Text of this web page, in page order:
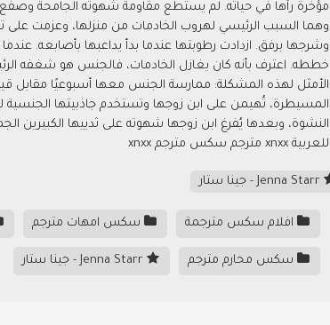
مؤخرة رآها في حياته. لم يستطع مقاومة شهوته الجامحة وصفع
وهما السبب الرئيسي لهروب الخادمات من منزلها، وعزمت على
وشرجها برفق. ازدادت رطوبتها عندما بدأ يداعبها بأصابعه.
خططه. اعترف بأنه كان يغازل الخادمات، فالجنس هو شغفه
الأمثل لهذه المشكلة: ممارسة الجنس معها أسبوعيًا مقابل
المسيطرة، تُهيمن على ابن زوجها وتستخدم جاذبيتها
النشوة، وبعدها يُفرغ ابن زوجها شهوته على ثدييها
للعربية xnxx مترجم سكس مترجم xnxx
Jenna Starr - جينا ستار
افلام سكس مترجمة سكس امهات مترجم
سكس محارم مترجم Jenna Starr - جينا ستار